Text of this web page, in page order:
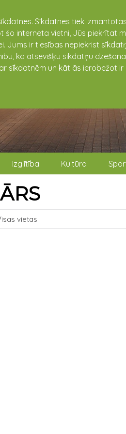
Sīkdatnes tiek
šo interneta vietni, Jūs piekrītat
Jums ir tiesības nepiekrist
ka atsevišķu sīkdatņu
sīkdatnēm un kāt ās ierobežot
Izglītība Kultūra